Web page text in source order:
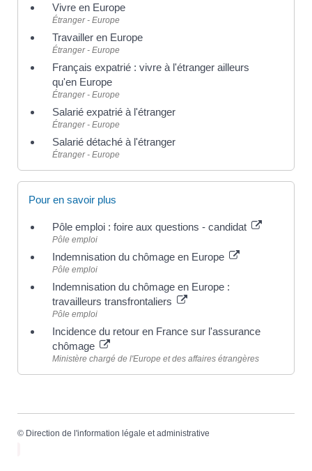
Vivre en Europe
Étranger - Europe
Travailler en Europe
Étranger - Europe
Français expatrié : vivre à l'étranger ailleurs
qu'en Europe
Étranger - Europe
Salarié expatrié à l'étranger
Étranger - Europe
Salarié détaché à l'étranger
Étranger - Europe
Pour en savoir plus
Pôle emploi : foire aux questions - candidat
Pôle emploi
Indemnisation du chômage en Europe
Pôle emploi
Indemnisation du chômage en Europe :
travailleurs transfrontaliers
Pôle emploi
Incidence du retour en France sur l'assurance
chômage
Ministère chargé de l'Europe et des affaires étrangères
© Direction de l'information légale et administrative